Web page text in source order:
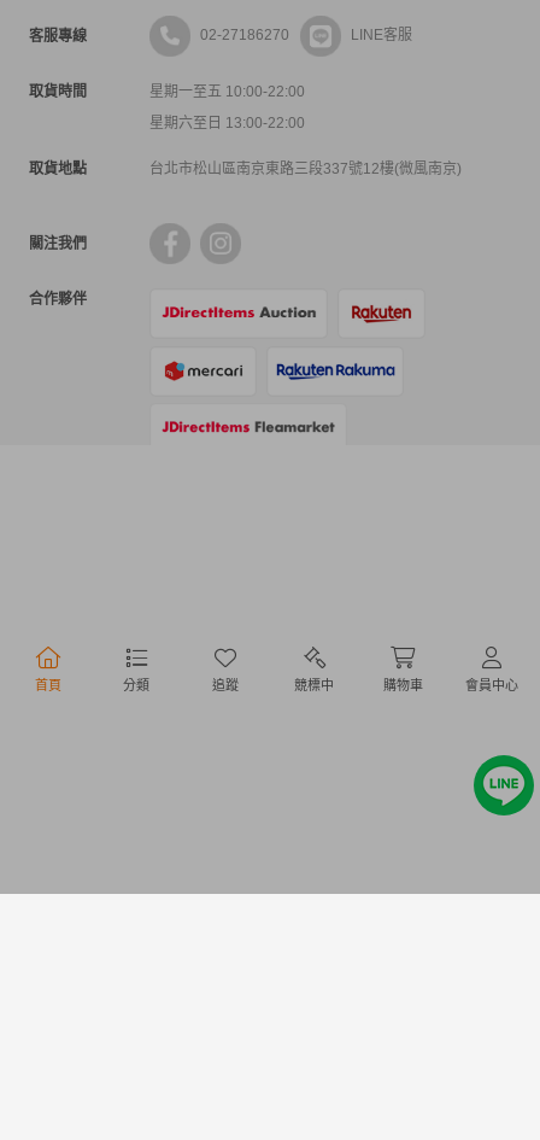
首頁 分類 追蹤 競標中 購物車 會員中心
客服專線 02-27186270 LINE客服
取貨時間
星期一至五 10:00-22:00
星期六至日 13:00-22:00
取貨地點 台北市松山區南京東路三段337號12樓(微風南京)
關注我們
合作夥伴
行動購物